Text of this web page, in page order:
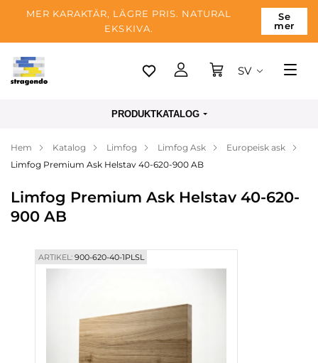
MER KARAKTÄR, LÄGRE PRIS. NATURAL
EKSKIVA.
Se
mer
Tallinn
Betalning
Blogg
SV
PRODUKTKATALOG
Hem Katalog Limfog Limfog Ask
Europeisk ask
Limfog Premium Ask Helstav 40-620-900 AB
Limfog Premium Ask Helstav 40-620-
900 AB
ARTIKEL:900-620-40-1PLSL